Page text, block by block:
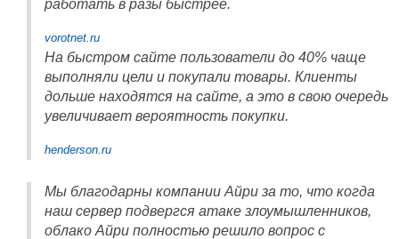
работать в разы быстрее.
vorotnet.ru
На быстром сайте пользователи до 40% чаще
выполняли цели и покупали товары. Клиенты
дольше находятся на сайте, а это в свою очередь
увеличивает вероятность покупки.
henderson.ru
Мы благодарны компании Айри за то, что когда
наш сервер подвергся атаке злоумышленников,
облако Айри полностью решило вопрос с